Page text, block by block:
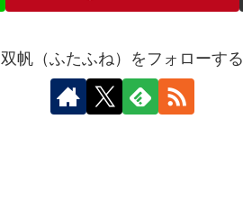
双帆（ふたふね）をフォローする